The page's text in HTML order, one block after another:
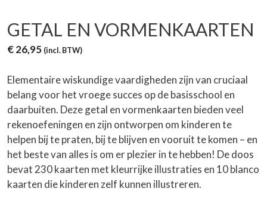
GETAL EN VORMENKAARTEN
€26,95 (incl. BTW)
Elementaire wiskundige vaardigheden zijn van cruciaal
belang voor het vroege succes op de basisschool en
daarbuiten. Deze getal en vormenkaarten bieden veel
rekenoefeningen en zijn ontworpen om kinderen te
helpen bij te praten, bij te blijven en vooruit te komen – en
het beste van alles is om er plezier in te hebben! De doos
bevat 230 kaarten met kleurrijke illustraties en 10 blanco
kaarten die kinderen zelf kunnen illustreren.